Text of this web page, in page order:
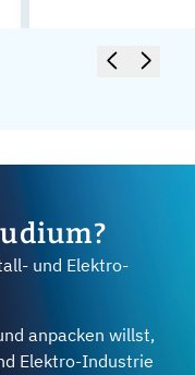
und Elektro-
anpacken willst,
Elektro-Industrie